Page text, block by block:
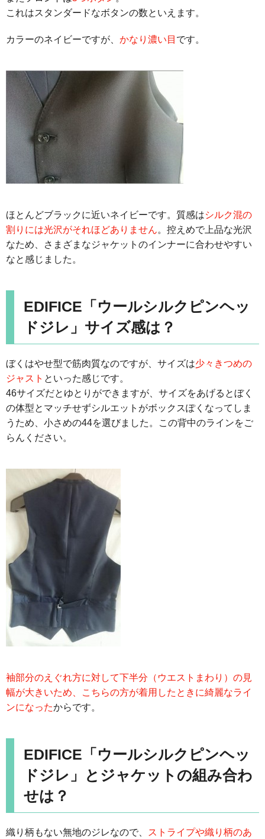
これはスタンダードなボタンの数といえます。
カラーのネイビーですが、 かなり濃い目 です。
ほとんどブラックに近いネイビーです。質感はシルク混の
割りには光沢がそれほどありません。控えめで上品な光沢
なため、さまざまなジャケットのインナーに合わせやすい
なと感じました。
EDIFICE「ウールシルクピンヘッ
ドジレ」サイズ感は？
ぼくはやせ型で筋肉質なのですが、サイズは少々きつめの
ジャスト といった感じです。
46サイズだとゆとりができますが、サイズをあげるとぼく
の体型とマッチせずシルエットがボックスぽくなってしま
うため、小さめの44を選びました。この背中のラインをご
らんください。
袖部分のえぐれ方に対して下半分（ウエストまわり）の見
幅が大きいため、こちらの方が着用したときに綺麗なライ
ンになったからです。
EDIFICE「ウールシルクピンヘッ
ドジレ」とジャケットの組み合わ
せは？
織り柄もない無地のジレなので、
ストライプや織り柄のあ